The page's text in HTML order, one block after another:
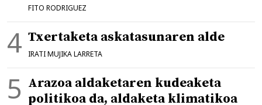
FITO RODRIGUEZ
Txertaketa askatasunaren alde
IRATI MUJIKA LARRETA
Arazoa aldaketaren kudeaketa
politikoa da, aldaketa klimatikoa